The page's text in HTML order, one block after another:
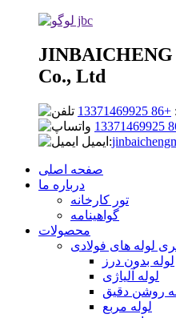
Co., Ltd
+86 13371469925
ایمیل:
صفحه اصلی
درباره ما
تور کارخانه
گواهینامه
محصولات
لوله های فولادی
لوله بدون درز
لوله آلیاژی
روشن دقیق
لوله مربع